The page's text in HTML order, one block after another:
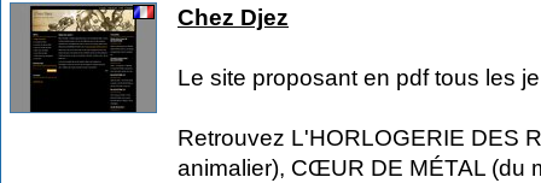
Chez Djez
Le site proposant en pdf tous les
Retrouvez L'HORLOGERIE DES
animalier), CŒUR DE MÉTAL (du